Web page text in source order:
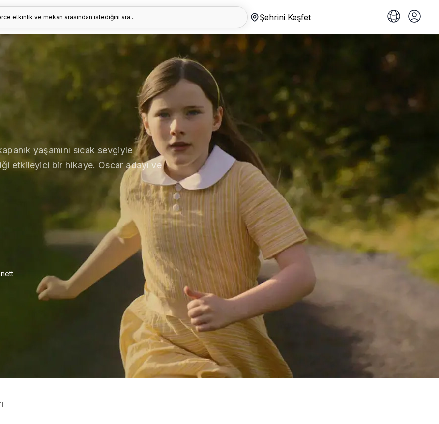
etkinlik ve mekan arasından istediğini ara... Şehrini Keşfet
yaşamını sıcak sevgiyle
etkileyici bir hikaye. Oscar adayı ve